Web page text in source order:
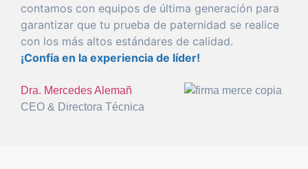
contamos con equipos de última generación para
garantizar que tu prueba de paternidad se realice
con los más altos estándares de calidad.
¡Confía en la experiencia de líder!
Dra. Mercedes Alemañ
CEO & Directora Técnica